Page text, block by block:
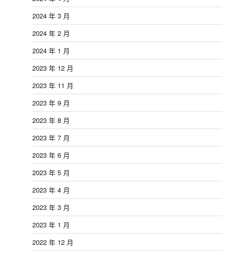
2024 年 3 月
2024 年 2 月
2024 年 1 月
2023 年 12 月
2023 年 11 月
2023 年 9 月
2023 年 8 月
2023 年 7 月
2023 年 6 月
2023 年 5 月
2023 年 4 月
2023 年 3 月
2023 年 1 月
2022 年 12 月